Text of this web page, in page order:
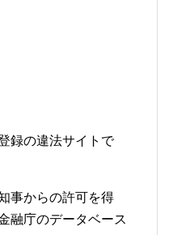
録の違法サイトで
事からの許可を得
融庁のデータベース